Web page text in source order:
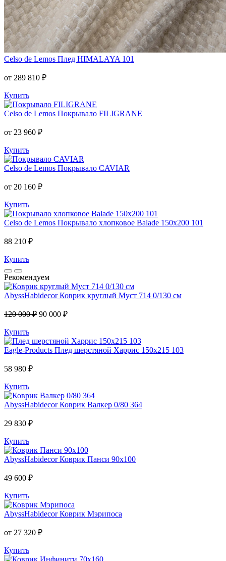
Celso de Lemos Плед HIMALAYA 101
от 289 810 ₽
Купить
Celso de Lemos Покрывало FILIGRANE
от 23 960 ₽
Купить
Celso de Lemos Покрывало CAVIAR
от 20 160 ₽
Купить
Celso de Lemos Покрывало хлопковое Balade 150x200 101
88 210 ₽
Купить
Рекомендуем
AbyssHabidecor Коврик круглый Муст 714 0/130 см
120 000 ₽ 90 000 ₽
Купить
Eagle-Products Плед шерстяной Харрис 150х215 103
58 980 ₽
Купить
AbyssHabidecor Коврик Валкер 0/80 364
29 830 ₽
Купить
AbyssHabidecor Коврик Панси 90х100
49 600 ₽
Купить
AbyssHabidecor Коврик Мэрипоса
от 27 320 ₽
Купить